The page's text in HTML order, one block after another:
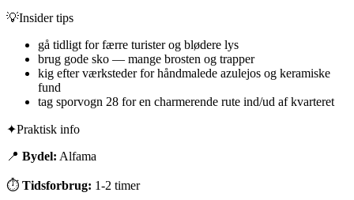
💡Insider tips
gå tidligt for færre turister og blødere lys
brug gode sko — mange brosten og trapper
kig efter værksteder for håndmalede azulejos og keramiske
fund
tag sporvogn 28 for en charmerende rute ind/ud af kvarteret
✦Praktisk info
📍 Bydel: Alfama
⏱ Tidsforbrug: 1-2 timer